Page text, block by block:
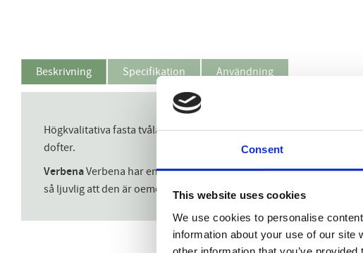
Consent
This website uses cookies
We use cookies to personalise
information about your use of our
Beskrivning Specifikation Användning
Högkvalitativa fasta tvålar tillverkade enligt gamla traditioner i
dofter.
VerbenaVerbena har en söt och frisk citrusaktig doft som är
så ljuvlig att den är oemotståndlig och uppfriskande för kropp och